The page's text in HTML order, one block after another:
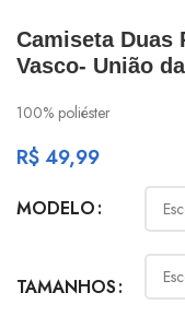
Camiseta Duas
Vasco- União
100% poliéster
R$49,99
MODELO
TAMANHOS